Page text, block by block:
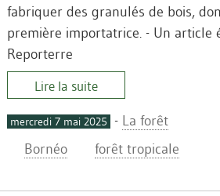
fabriquer des granulés de bois,
première importatrice. - Un article
Reporterre
Lire la suite
mercredi 7 mai 2025 - La forêt
Bornéo
forêt tropicale